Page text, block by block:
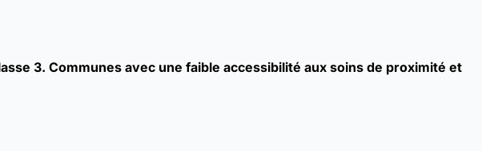
3. Communes avec une faible accessibilité aux soins de proximité et